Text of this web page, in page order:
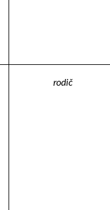
rodič